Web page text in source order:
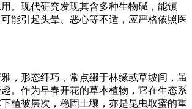
。现代研究发现其含多种生物碱，能镇
能引起头晕、恶心等不适，应严格依照医
，形态纤巧，常点缀于林缘或草坡间，虽
。作为早春开花的草本植物，它在生态系
植被层次，稳固土壤，亦是昆虫取蜜的重